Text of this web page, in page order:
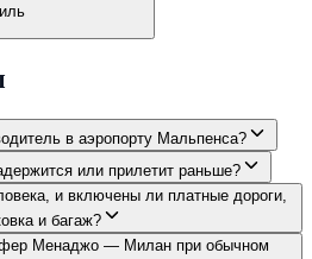
в аэропорту Мальпенса?
или прилетит раньше?
и включены ли платные дороги,
и багаж?
Менаджо — Милан при обычном